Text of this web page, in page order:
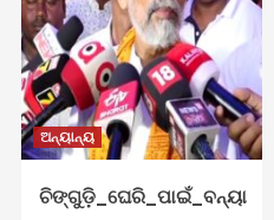
ଅନ୍ୟାନ୍ୟ
ଚିଙ୍ଗୁଡ଼ି_ଘେରି_ପାଇଁ_ବନ୍ୟା